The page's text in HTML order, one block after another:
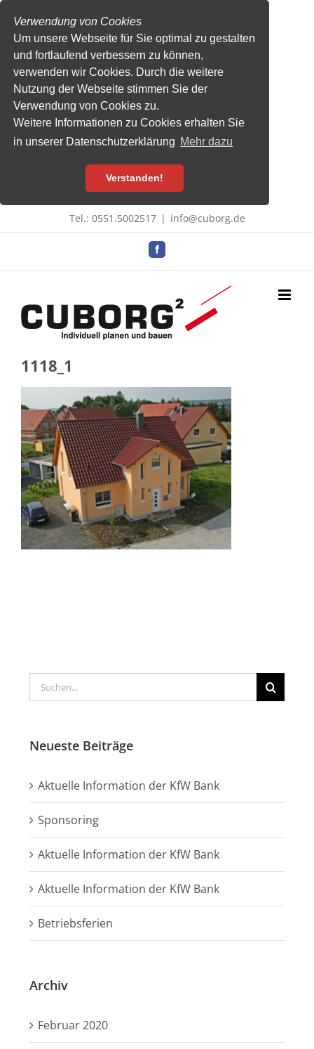
Verwendung von Cookies
Um unsere Webseite für Sie optimal zu gestalten
und fortlaufend verbessern zu können,
verwenden wir Cookies. Durch die weitere
Nutzung der Webseite stimmen Sie der
Verwendung von Cookies zu.
Weitere Informationen zu Cookies erhalten Sie
in unserer Datenschutzerklärung Mehr dazu
Verstanden!
Inhalt
Tel.: 0551.5002517 | info@cuborg.de
Facebook
1118_1
Suche
nach:
Neueste Beiträge
Aktuelle Information der KfW Bank
Sponsoring
Aktuelle Information der KfW Bank
Aktuelle Information der KfW Bank
Betriebsferien
Archiv
Februar 2020